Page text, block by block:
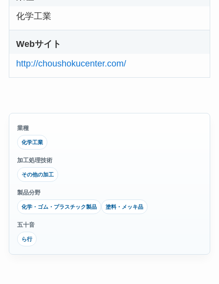
化学工業
Webサイト
http://choushokucenter.com/
業種
化学工業
加工処理技術
その他の加工
製品分野
化学・ゴム・プラスチック製品 塗料・メッキ品
五十音
ら行